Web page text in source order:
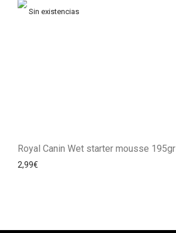
Royal Canin Wet starter mousse 195gr
2,99€